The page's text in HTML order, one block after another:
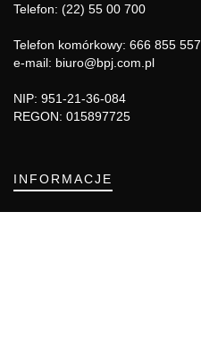
Telefon: (22) 55 00 700
Telefon komórkowy: 666 855 557
e-mail: biuro@bpj.com.pl
NIP: 951-21-36-084
REGON: 015897725
INFORMACJE